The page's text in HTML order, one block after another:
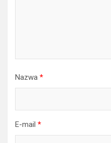
Nazwa *
E-mail *